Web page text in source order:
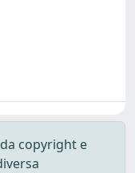
copyright e